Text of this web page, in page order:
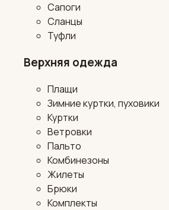
Сапоги
Сланцы
Туфли
Верхняя одежда
Плащи
Зимние куртки, пуховики
Куртки
Ветровки
Пальто
Комбинезоны
Жилеты
Брюки
Комплекты